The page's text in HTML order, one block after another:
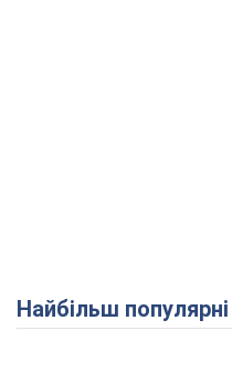
Найбільш